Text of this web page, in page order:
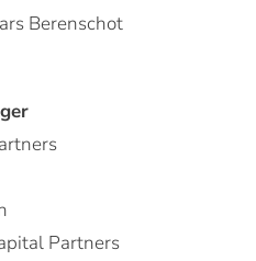
Berenschot
Partners